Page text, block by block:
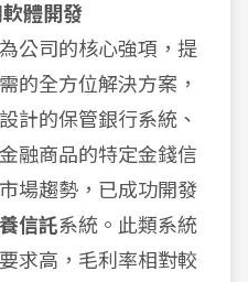
體開發
為公司的核心強項，提
的全方位解決方案，
計的保管銀行系統、
融商品的特定金錢信
場趨勢，已成功開發
信託系統。此類系統
求高，毛利率相對較